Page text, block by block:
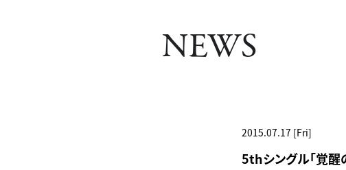
NEWS
2015.07.17 [Fri]
5thシングル「覚